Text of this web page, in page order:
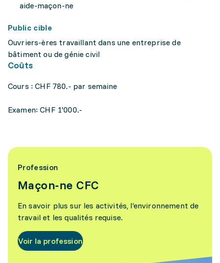
aide-maçon-ne
Public cible
Ouvriers-ères travaillant dans une entreprise de
bâtiment ou de génie civil
Coûts
Cours : CHF 780.- par semaine
Examen: CHF 1'000.-
Profession
Maçon-ne CFC
En savoir plus sur les activités, l’environnement de
travail et les qualités requise.
Voir la profession